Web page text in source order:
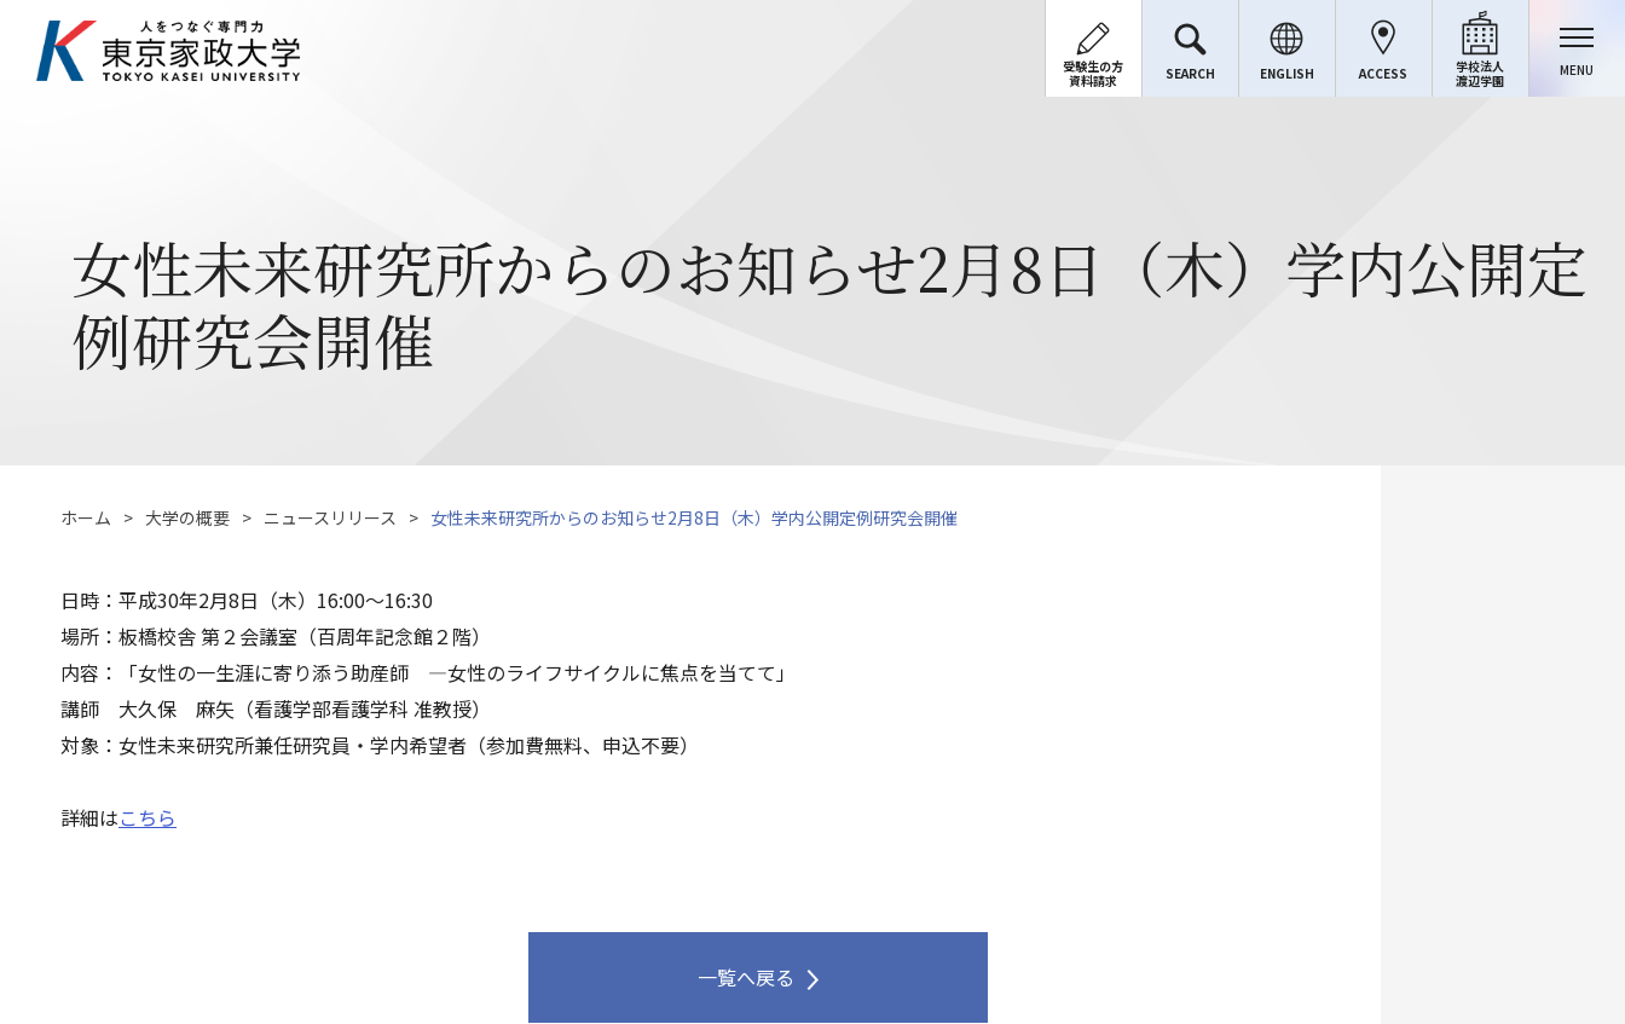
受験生の方
資料請求
SEARCH ENGLISH ACCESS
学校法人
渡辺学園
MENU
女性未来研究所からのお知らせ2月8日（木）学内公開定
例研究会開催
ホーム 大学の概要 ニュースリリース 女性未来研究所からのお知らせ2月8日（木）学内公開定例研究会開催
日時：平成30年2月8日（木）16:00～16:30
場所：板橋校舎 第２会議室（百周年記念館２階）
内容：「女性の一生涯に寄り添う助産師 ―女性のライフサイクルに焦点を当てて」
講師 大久保 麻矢（看護学部看護学科 准教授）
対象：女性未来研究所兼任研究員・学内希望者（参加費無料、申込不要）
詳細はこちら
一覧へ戻る